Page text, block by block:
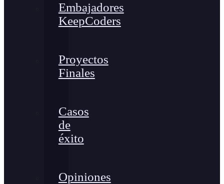
Embajadores
KeepCoders
Proyectos
Finales
Casos
de
éxito
Opiniones